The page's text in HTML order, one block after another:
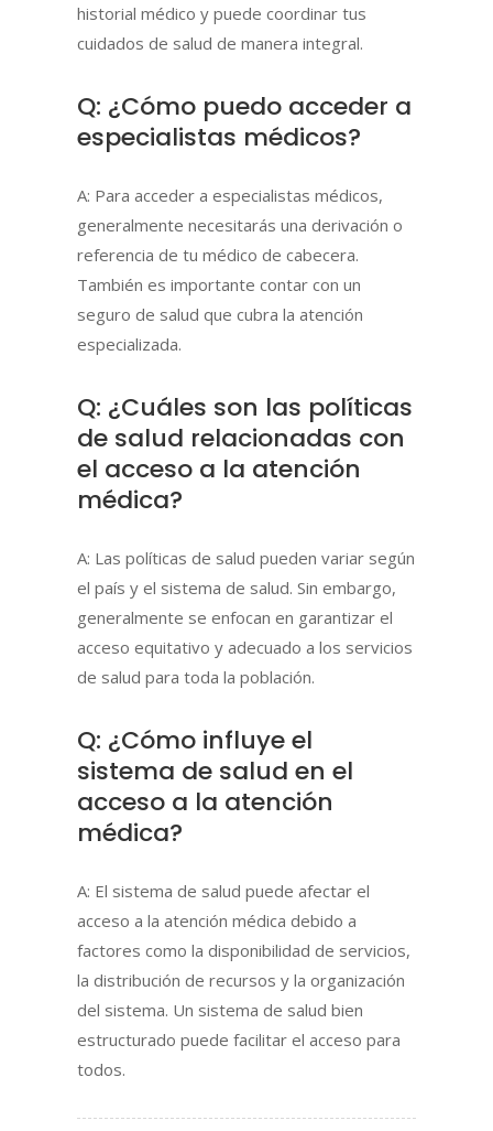
historial médico y puede coordinar tus
cuidados de salud de manera integral.
Q: ¿Cómo puedo acceder a
especialistas médicos?
A: Para acceder a especialistas médicos,
generalmente necesitarás una derivación o
referencia de tu médico de cabecera.
También es importante contar con un
seguro de salud que cubra la atención
especializada.
Q: ¿Cuáles son las políticas
de salud relacionadas con
el acceso a la atención
médica?
A: Las políticas de salud pueden variar según
el país y el sistema de salud. Sin embargo,
generalmente se enfocan en garantizar el
acceso equitativo y adecuado a los servicios
de salud para toda la población.
Q: ¿Cómo influye el
sistema de salud en el
acceso a la atención
médica?
A: El sistema de salud puede afectar el
acceso a la atención médica debido a
factores como la disponibilidad de servicios,
la distribución de recursos y la organización
del sistema. Un sistema de salud bien
estructurado puede facilitar el acceso para
todos.